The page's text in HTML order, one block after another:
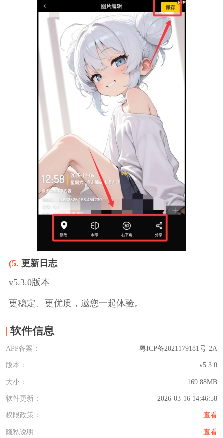
(5. 更新日志
v5.3.0版本
更稳定、更优质，邀您一起体验。
软件信息
APP备案： 粤ICP备2021179181号-2A
版本： v5.3.0
大小： 169.88MB
软件更新： 2026-03-16 14:46:58
权限政策： 查看
隐私说明 查看